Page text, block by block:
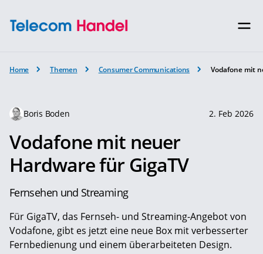
Home Themen Consumer Communications Vodafone mit
Boris Boden 2. Feb 2026
Vodafone mit neuer
Hardware für GigaTV
Fernsehen und Streaming
Für GigaTV, das Fernseh- und Streaming-Angebot von
Vodafone, gibt es jetzt eine neue Box mit verbesserter
Fernbedienung und einem überarbeiteten Design.